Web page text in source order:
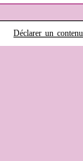
Déclarer un